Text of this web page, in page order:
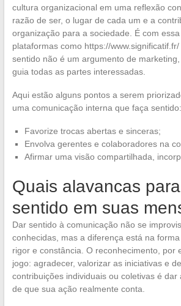
cultura organizacional em uma reflexão
razão de ser, o lugar de cada um e a
organização para a sociedade. É com
plataformas como https://
sentido não é um argumento de
guia todas as partes interessadas.
Aqui estão alguns pontos a serem
uma comunicação interna que faça sentido:
Favorize trocas abertas e sinceras;
Envolva gerentes e colaboradores na
Afirmar uma visão compartilhada,
Quais alavancas
sentido em suas
Dar sentido à comunicação não se
conhecidas, mas a diferença está na
rigor e constância. O reconhecimento, por
jogo: agradecer, valorizar as iniciativas e
contribuições individuais ou coletivas é dar
de que sua ação realmente conta.